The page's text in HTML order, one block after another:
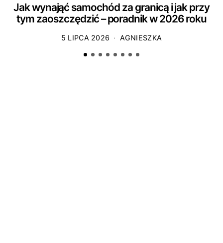
Jak wynająć samochód za granicą i jak przy
tym zaoszczędzić – poradnik w 2026 roku
5 LIPCA 2026 AGNIESZKA